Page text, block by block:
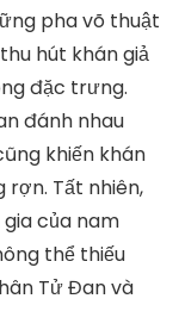
pha võ thuật
hút khán giả
đặc trưng.
đánh nhau
khiến khán
rợn. Tất nhiên,
của nam
thể thiếu
Tử Đan và